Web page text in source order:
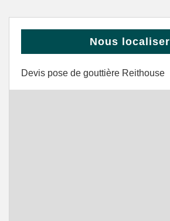
Nous localiser
Devis pose de gouttière Reithouse